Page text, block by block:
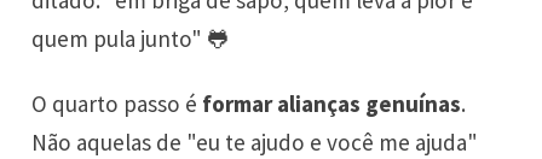
quem pula junto" 🐸
O quarto passo é formar alianças genuínas.
Não aquelas de "eu te ajudo e você me ajuda"